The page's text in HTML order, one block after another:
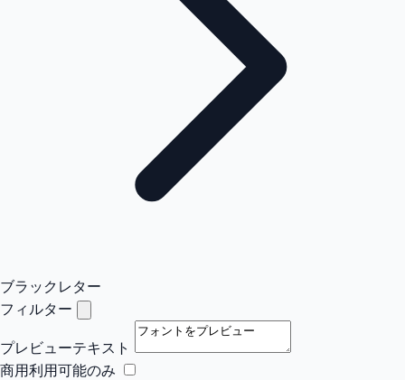
ブラックレター
フィルター
プレビューテキスト
商用利用可能のみ